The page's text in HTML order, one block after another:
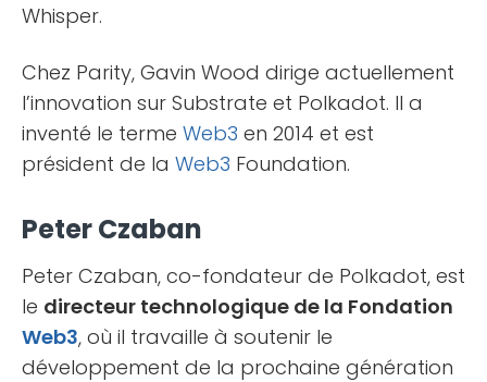
Whisper.
Chez Parity, Gavin Wood dirige actuellement
l’innovation sur Substrate et Polkadot. Il a
inventé le terme Web3 en 2014 et est
président de la Web3 Foundation.
Peter Czaban
Peter Czaban, co-fondateur de Polkadot, est
le directeur technologique de la Fondation
Web3, où il travaille à soutenir le
développement de la prochaine génération